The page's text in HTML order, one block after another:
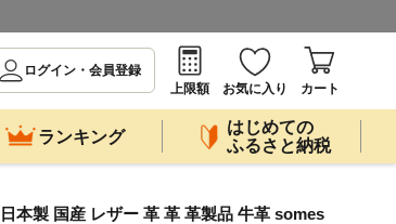
ログイン・会員登録
上限額
お気に入り カート
ランキング
はじめての
ふるさと納税
本製 国産 レザー 革 革 革製品 牛革 somes